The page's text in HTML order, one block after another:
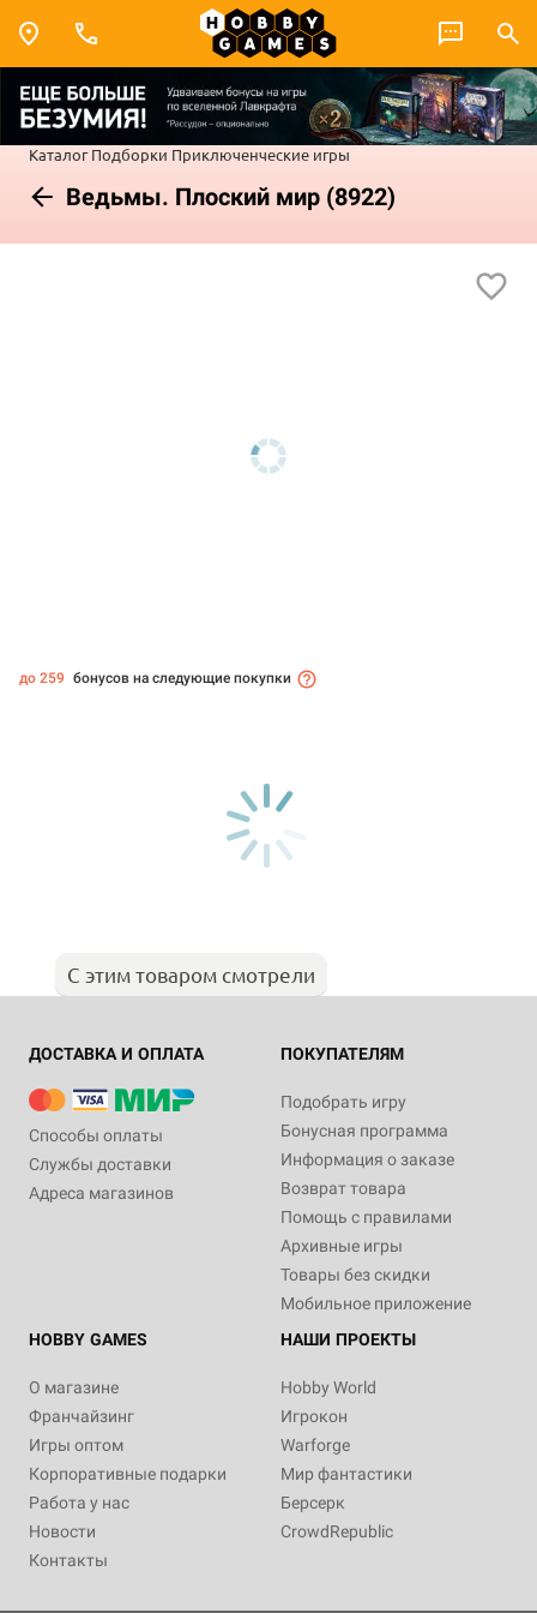
Каталог Подборки Приключенческие игры
Ведьмы. Плоский мир (8922)
до 259 бонусов на следующие покупки
С этим товаром смотрели
ДОСТАВКА И ОПЛАТА
Способы оплаты
Службы доставки
Адреса магазинов
ПОКУПАТЕЛЯМ
Подобрать игру
Бонусная программа
Информация о заказе
Возврат товара
Помощь с правилами
Архивные игры
Товары без скидки
Мобильное приложение
HOBBY GAMES
О магазине
Франчайзинг
Игры оптом
Корпоративные подарки
Работа у нас
Новости
Контакты
НАШИ ПРОЕКТЫ
Hobby World
Игрокон
Warforge
Мир фантастики
Берсерк
CrowdRepublic